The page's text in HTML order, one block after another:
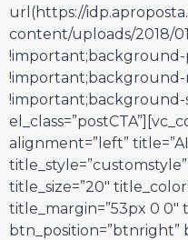
url(https://
content/uploads/2018/
!important;background-
!important;background-
alignment=”left”
title_size=”20″
title_margin=”53px 0 0″
btn_position=”btnright”